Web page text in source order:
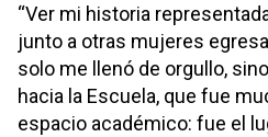
“Ver mi historia
junto a otras mujeres
solo me llenó de orgullo,
hacia la Escuela, que fue
espacio académico: fue el